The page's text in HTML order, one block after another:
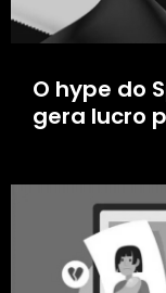
O hype do
gera lucro